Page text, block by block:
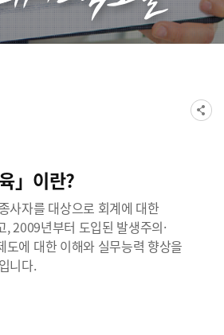
」이란?
사자를 대상으로 회계에 대한
, 2009년부터 도입된 발생주의·
도에 대한 이해와 실무능력 향상을
니다.